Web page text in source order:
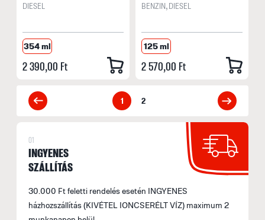
DIESEL
354 ml
2 390,00 Ft
BENZIN, DIESEL
125 ml
2 570,00 Ft
1 2
01
INGYENES
SZÁLLÍTÁS
30.000 Ft feletti rendelés esetén INGYENES
házhozszállítás (KIVÉTEL IONCSERÉLT VÍZ) maximum 2